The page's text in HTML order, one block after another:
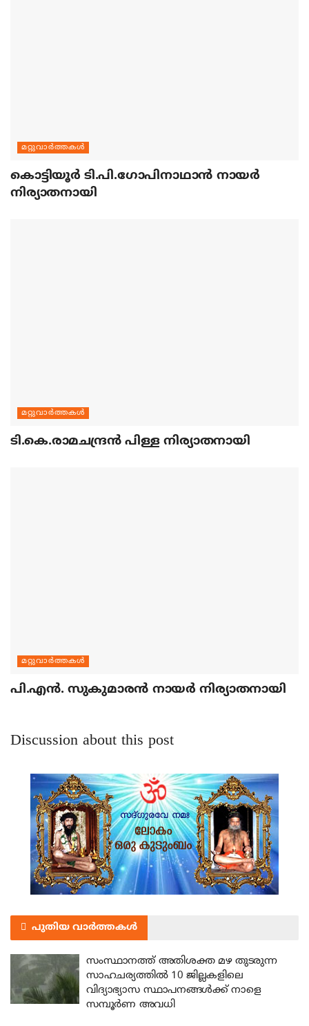
മറ്റുവാര്‍ത്തകള്‍
കൊട്ടിയൂര്‍ ടി.പി.ഗോപിനാഥാന്‍ നായര്‍
നിര്യാതനായി
മറ്റുവാര്‍ത്തകള്‍
ടി.കെ.രാമചന്ദ്രന്‍ പിള്ള നിര്യാതനായി
മറ്റുവാര്‍ത്തകള്‍
പി.എന്‍. സുകുമാരന്‍ നായര്‍ നിര്യാതനായി
Discussion about this post
പുതിയ വാർത്തകൾ
സംസ്ഥാനത്ത് അതിശക്ത മഴ തുടരുന്ന
സാഹചര്യത്തിൽ 10 ജില്ലകളിലെ
വിദ്യാഭ്യാസ സ്ഥാപനങ്ങൾക്ക് നാളെ
സമ്പൂർണ അവധി